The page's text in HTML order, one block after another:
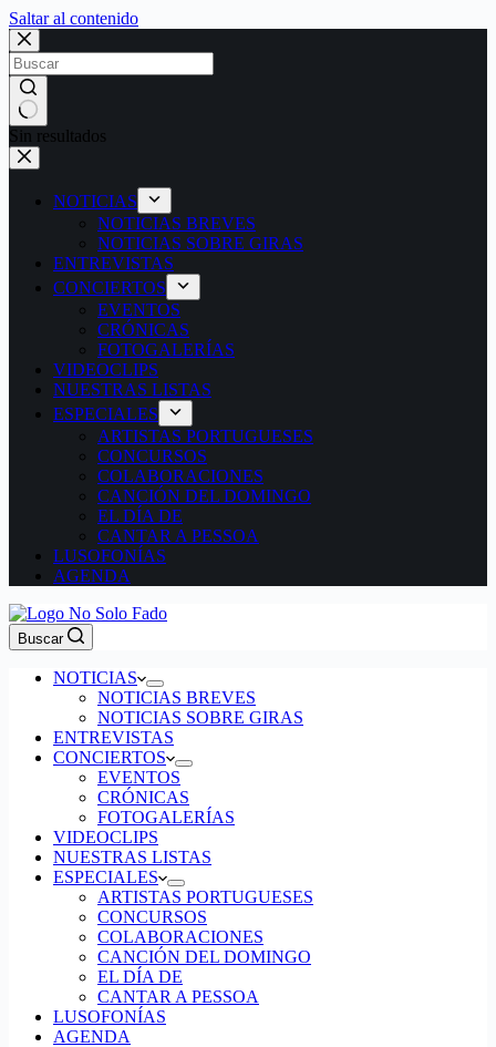
Saltar al contenido
Sin resultados
NOTICIAS
NOTICIAS BREVES
NOTICIAS SOBRE GIRAS
ENTREVISTAS
CONCIERTOS
EVENTOS
CRÓNICAS
FOTOGALERÍAS
VIDEOCLIPS
NUESTRAS LISTAS
ESPECIALES
ARTISTAS PORTUGUESES
CONCURSOS
COLABORACIONES
CANCIÓN DEL DOMINGO
EL DÍA DE
CANTAR A PESSOA
LUSOFONÍAS
AGENDA
Buscar
NOTICIAS
NOTICIAS BREVES
NOTICIAS SOBRE GIRAS
ENTREVISTAS
CONCIERTOS
EVENTOS
CRÓNICAS
FOTOGALERÍAS
VIDEOCLIPS
NUESTRAS LISTAS
ESPECIALES
ARTISTAS PORTUGUESES
CONCURSOS
COLABORACIONES
CANCIÓN DEL DOMINGO
EL DÍA DE
CANTAR A PESSOA
LUSOFONÍAS
AGENDA